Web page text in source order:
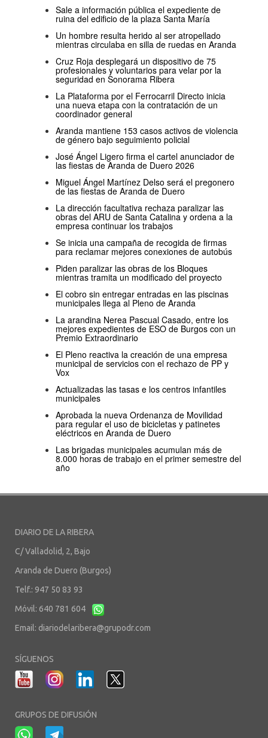
Sale a información pública el expediente de
ruina del edificio de la plaza Santa María
Un hombre resulta herido al ser atropellado
mientras circulaba en silla de ruedas en Aranda
Cruz Roja desplegará un dispositivo de 75
profesionales y voluntarios para velar por la
seguridad en Sonorama Ribera
La Plataforma por el Ferrocarril Directo inicia
una nueva etapa con la contratación de un
coordinador general
Aranda mantiene 153 casos activos de violencia
de género bajo seguimiento policial
José Ángel Ligero firma el cartel anunciador de
las fiestas de Aranda de Duero 2026
Miguel Ángel Martínez Delso será el pregonero
de las fiestas de Aranda de Duero
La dirección facultativa rechaza paralizar las
obras del ARU de Santa Catalina y ordena a la
empresa continuar los trabajos
Se inicia una campaña de recogida de firmas
para reclamar mejores conexiones de autobús
Piden paralizar las obras de los Bloques
mientras tramita un modificado del proyecto
El cobro sin entregar entradas en las piscinas
municipales llega al Pleno de Aranda
La arandina Nerea Pascual Casado, entre los
mejores expedientes de ESO de Burgos con un
Premio Extraordinario
El Pleno reactiva la creación de una empresa
municipal de servicios con el rechazo de PP y
Vox
Actualizadas las tasas e los centros infantiles
municipales
Aprobada la nueva Ordenanza de Movilidad
para regular el uso de bicicletas y patinetes
eléctricos en Aranda de Duero
Las brigadas municipales acumulan más de
8.000 horas de trabajo en el primer semestre del
año
DIARIO DE LA RIBERA
C/ Valladolid, 2, Bajo
Aranda de Duero (Burgos)
Telf.: 947 50 83 93
Móvil: 640 781 604
Email: diariodelaribera@grupodr.com
SÍGUENOS
GRUPOS DE DIFUSIÓN